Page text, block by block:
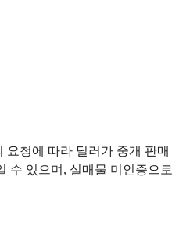
요청에 따라 딜러가 중개 판매
수 있으며, 실매물 미인증으로